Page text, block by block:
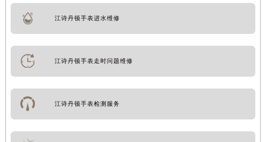
江诗丹顿手表进水维修
江诗丹顿手表走时问题维修
江诗丹顿手表检测服务